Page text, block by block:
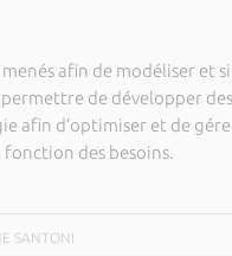
afin de modéliser et
de développer
afin d’optimiser et de
des besoins.
SANTONI